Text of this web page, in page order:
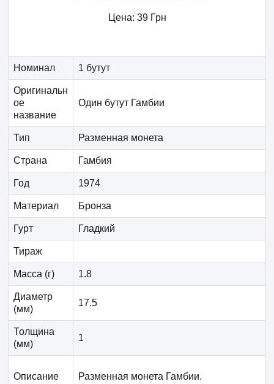
Цена: 39 Грн
Номинал 1 бутут
Оригинальн
ое
название
Один бутут Гамбии
Тип Разменная монета
Страна Гамбия
Год 1974
Материал Бронза
Гурт Гладкий
Тираж
Масса (г) 1.8
Диаметр
(мм)
17.5
Толщина
(мм)
1
Описание Разменная монета Гамбии.